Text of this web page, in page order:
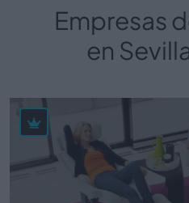
Empresas
en